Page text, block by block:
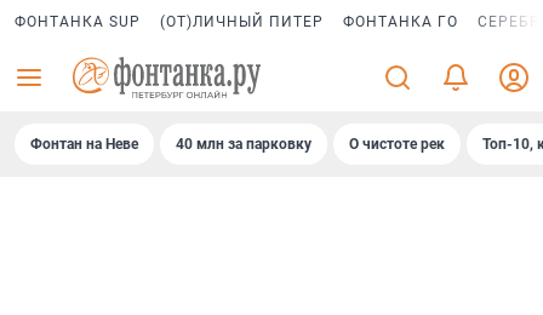
ФОНТАНКА SUP (ОТ)ЛИЧНЫЙ ПИТЕР ФОНТАНКА ГО
Фонтан на Неве 40 млн за парковку О чистоте рек Топ-10,